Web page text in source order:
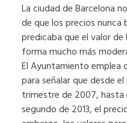
La ciudad de Barcelona
de que los precios nunca
predicaba que el valor
forma mucho más
El Ayuntamiento
para señalar que desde
trimestre de 2007, hasta
segundo de 2013, el